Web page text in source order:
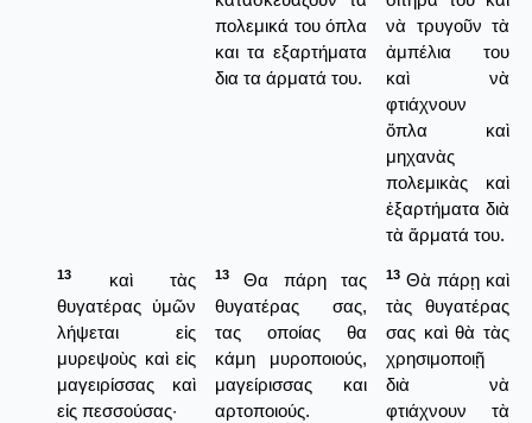
πολεμικά του όπλα
και τα εξαρτήματα
δια τα άρματά του.
νὰ τρυγοῦν τὰ
ἀμπέλια του
καὶ νὰ
φτιάχνουν
ὅπλα καὶ
μηχανὰς
πολεμικὰς καὶ
ἐξαρτήματα διὰ
τὰ ἅρματά του.
13
καὶ τὰς
θυγατέρας ὑμῶν
λήψεται εἰς
μυρεψοὺς καὶ εἰς
μαγειρίσσας καὶ
εἰς πεσσούσας·
13
Θα πάρη τας
θυγατέρας σας,
τας οποίας θα
κάμη μυροποιούς,
μαγείρισσας και
αρτοποιούς.
13 Θὰ πάρῃ καὶ
τὰς θυγατέρας
σας καὶ θὰ τὰς
χρησιμοποιῇ
διὰ νὰ
φτιάχνουν τὰ